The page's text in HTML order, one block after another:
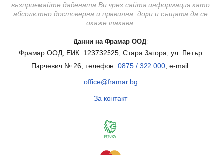
възприемайте дадената Ви чрез сайта информация като
абсолютно достоверна и правилна, дори и същата да се
окаже такава.
Данни на Фрамар ООД:
Фрамар ООД, ЕИК: 123732525, Стара Загора, ул. Петър
Парчевич № 26, телефон: 0875 / 322 000, e-mail:
office@framar.bg
За контакт